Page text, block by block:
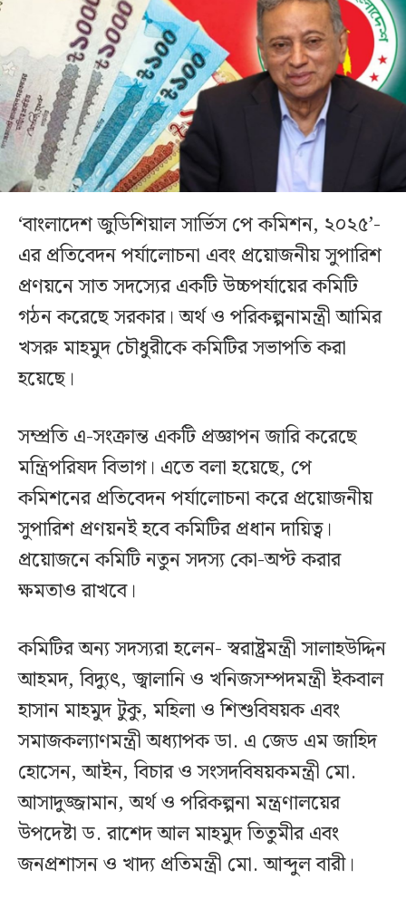
‘বাংলাদেশ জুডিশিয়াল সার্ভিস পে কমিশন, ২০২৫’-
এর প্রতিবেদন পর্যালোচনা এবং প্রয়োজনীয় সুপারিশ
প্রণয়নে সাত সদস্যের একটি উচ্চপর্যায়ের কমিটি
গঠন করেছে সরকার। অর্থ ও পরিকল্পনামন্ত্রী আমির
খসরু মাহমুদ চৌধুরীকে কমিটির সভাপতি করা
হয়েছে।
সম্প্রতি এ-সংক্রান্ত একটি প্রজ্ঞাপন জারি করেছে
মন্ত্রিপরিষদ বিভাগ। এতে বলা হয়েছে, পে
কমিশনের প্রতিবেদন পর্যালোচনা করে প্রয়োজনীয়
সুপারিশ প্রণয়নই হবে কমিটির প্রধান দায়িত্ব।
প্রয়োজনে কমিটি নতুন সদস্য কো-অপ্ট করার
ক্ষমতাও রাখবে।
কমিটির অন্য সদস্যরা হলেন- স্বরাষ্ট্রমন্ত্রী সালাহউদ্দিন
আহমদ, বিদ্যুৎ, জ্বালানি ও খনিজসম্পদমন্ত্রী ইকবাল
হাসান মাহমুদ টুকু, মহিলা ও শিশুবিষয়ক এবং
সমাজকল্যাণমন্ত্রী অধ্যাপক ডা. এ জেড এম জাহিদ
হোসেন, আইন, বিচার ও সংসদবিষয়কমন্ত্রী মো.
আসাদুজ্জামান, অর্থ ও পরিকল্পনা মন্ত্রণালয়ের
উপদেষ্টা ড. রাশেদ আল মাহমুদ তিতুমীর এবং
জনপ্রশাসন ও খাদ্য প্রতিমন্ত্রী মো. আব্দুল বারী।